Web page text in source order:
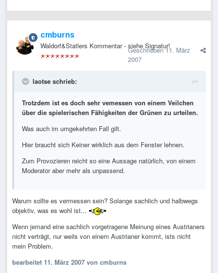
cmburns
Waldorf&Statlers Kommentar - siehe Signatur!
Geschrieben11. März
2007
laotse schrieb:
Trotzdem ist es doch sehr vemessen von einem Veilchen
über die spielerischen Fähigkeiten der Grünen zu urteilen.
Was auch im umgekehrten Fall gilt.
Hier braucht sich Keiner wirklich aus dem Fenster lehnen.
Zum Provozieren reicht so eine Aussage natürlich, von einem
Moderator aber mehr als unpassend.
Warum sollte es vermessen sein? Solange sachlich und halbwegs
objektiv, was es wohl ist...
Wenn jemand eine sachlich vorgetragene Meinung eines Austrianers
nicht verträgt, nur weils von einem Austrianer kommt, ists nicht
mein Problem.
bearbeitet 11. März 2007 von cmburns